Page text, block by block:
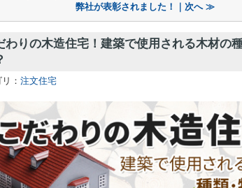
弊社が表彰されました！｜次へ ≫
わりの木造住宅！建築で使用される木材の
： 注文住宅